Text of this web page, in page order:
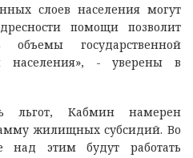
слоев населения могут
помощи позволит
объемы государственной
- уверены в
льгот, Кабмин намерен
жилищных субсидий. Во
над этим будут работать